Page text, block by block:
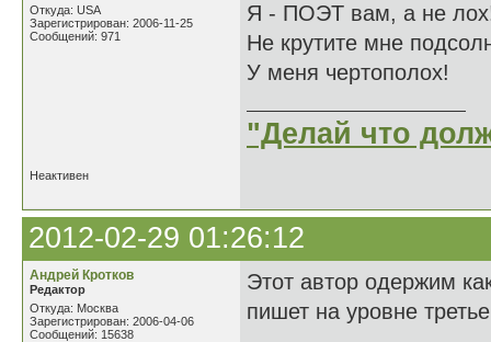
Откуда: USA
Зарегистрирован: 2006-11-25
Сообщений: 971
Я - ПОЭТ вам, а не
Не крутите мне
У меня чертополох!
"Делай что
Неактивен
2012-02-29 01:26:12
Андрей Кротков
Редактор
Откуда: Москва
Зарегистрирован: 2006-04-06
Сообщений: 15638
Этот автор одержим
пишет на уровне